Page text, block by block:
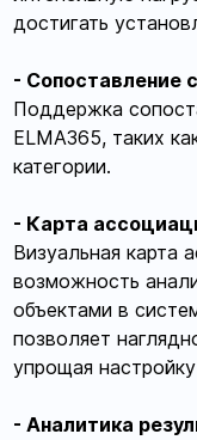
достигать
- Сопоставление
Поддержка
ELMA365, таких
категории.
- Карта
Визуальная карта
возможность
объектами в
позволяет
упрощая
- Аналитика